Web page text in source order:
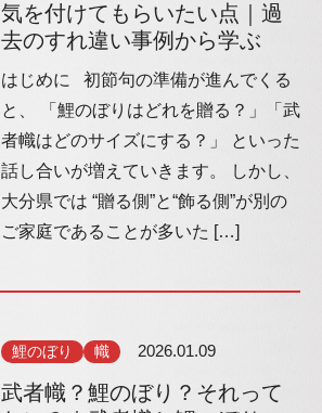
気を付けてもらいたい点｜過
去のすれ違い事例から学ぶ
はじめに 初節句の準備が進んでくる
と、 「鯉のぼりはどれを贈る？」「武
者幟はどのサイズにする？」 といった
話し合いが増えていきます。 しかし、
大分県では “贈る側”と“飾る側”が別の
ご家庭であることが多いた […]
鯉のぼり 幟 2026.01.09
武者幟？鯉のぼり？それって